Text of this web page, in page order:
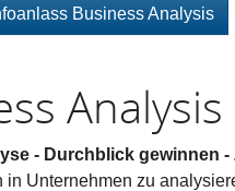
Business Analysis
- Durchblick gewinnen -
in Unternehmen zu